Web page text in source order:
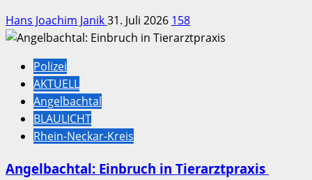
Hans Joachim Janik31. Juli 2026 158
Polizei
AKTUELL
Angelbachtal
BLAULICHT
Rhein-Neckar-Kreis
Angelbachtal: Einbruch in Tierarztpraxis